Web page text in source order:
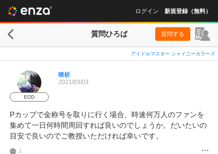
ログイン 新規登録（無料）
質問ひろば 質問する
アイドルマスター シャイニーカラーズ
EOD
咲祈
2021/03/03
Pカップで金称号を取りに行く場合、時速何万人のファンを
集めて一日何時間周回すれば良いのでしょうか。だいたいの
目安で良いのでご教授いただければ幸いです。
1